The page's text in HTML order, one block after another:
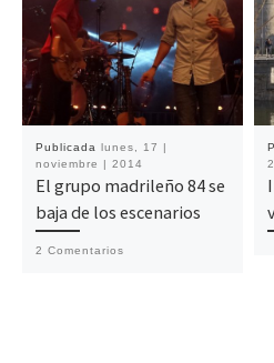
Publicada lunes, 17 |
noviembre | 2014
El grupo madrileño 84 se
baja de los escenarios
2 Comentarios